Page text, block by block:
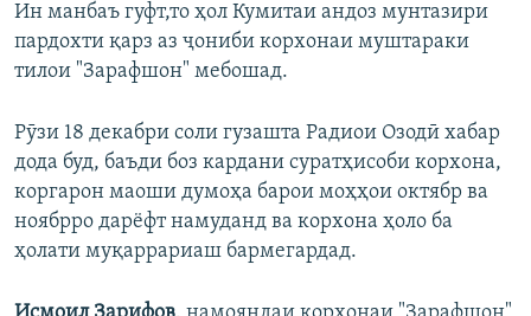
Ин манбаъ гуфт,то ҳол Кумитаи андоз мунтазири
пардохти қарз аз ҷониби корхонаи муштараки
тилои "Зарафшон" мебошад.
Рӯзи 18 декабри соли гузашта Радиои Озодӣ хабар
дода буд, баъди боз кардани суратҳисоби корхона,
коргарон маоши думоҳа барои моҳҳои октябр ва
ноябрро дарёфт намуданд ва корхона ҳоло ба
ҳолати муқаррариаш бармегардад.